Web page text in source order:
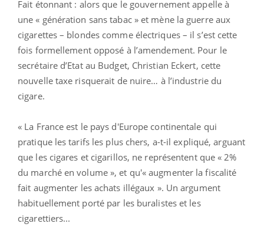
Fait étonnant : alors que le gouvernement appelle à
une « génération sans tabac » et mène la guerre aux
cigarettes – blondes comme électriques – il s’est cette
fois formellement opposé à l’amendement. Pour le
secrétaire d’Etat au Budget, Christian Eckert, cette
nouvelle taxe risquerait de nuire… à l’industrie du
cigare.
« La France est le pays d'Europe continentale qui
pratique les tarifs les plus chers, a-t-il expliqué, arguant
que les cigares et cigarillos, ne représentent que « 2%
du marché en volume », et qu'« augmenter la fiscalité
fait augmenter les achats illégaux ». Un argument
habituellement porté par les buralistes et les
cigarettiers...